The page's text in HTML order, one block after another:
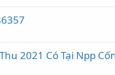
2021 Có Tại Npp